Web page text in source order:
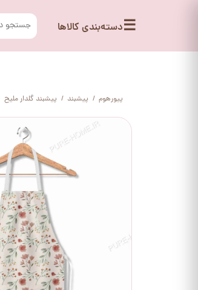
☰دسته‌بندی کالاها
پیورهوم پیشبند پیشبند گلدار ملیح